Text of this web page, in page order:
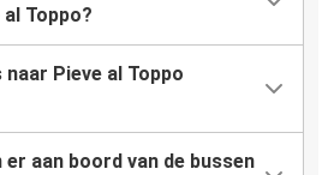
Toppo?
naar Pieve al Toppo
aan boord van de bussen